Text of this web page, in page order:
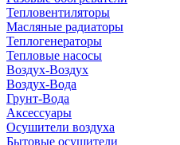
Тепловентиляторы
Масляные радиаторы
Теплогенераторы
Тепловые насосы
Воздух-Воздух
Воздух-Вода
Грунт-Вода
Аксессуары
Осушители воздуха
Бытовые осушители